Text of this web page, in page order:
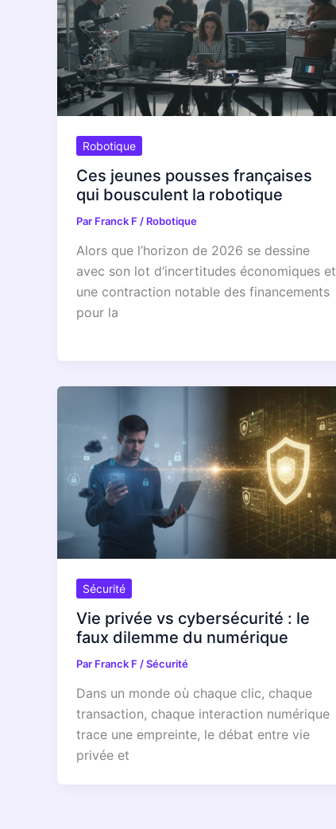
Robotique
Ces jeunes pousses françaises
qui bousculent la robotique
Par Franck F / Robotique
Alors que l’horizon de 2026 se dessine
avec son lot d’incertitudes économiques et
une contraction notable des financements
pour la
Sécurité
Vie privée vs cybersécurité : le
faux dilemme du numérique
Par Franck F /Sécurité
Dans un monde où chaque clic, chaque
transaction, chaque interaction numérique
trace une empreinte, le débat entre vie
privée et